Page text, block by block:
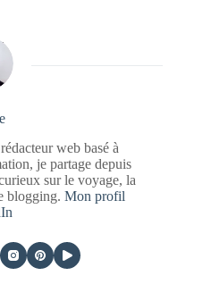
web basé à
je partage depuis
sur le voyage, la
blogging. Mon profil